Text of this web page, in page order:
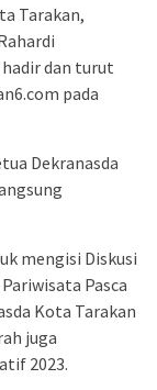
Tarakan,
dan turut
pada
Dekranasda
mengisi Diskusi
Pasca
Kota Tarakan
juga
2023.